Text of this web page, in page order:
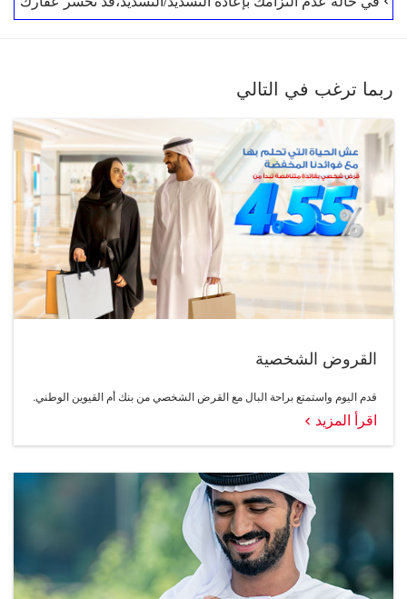
ربما ترغب في التالي
القروض الشخصية
قدم اليوم واستمتع براحة البال مع القرض الشخصي من بنك أم القيوين الوطني.
اقرأ المزيد